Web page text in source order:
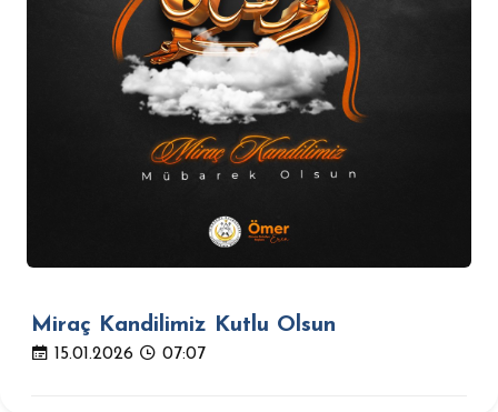
Miraç Kandilimiz Kutlu Olsun
15.01.2026 07:07